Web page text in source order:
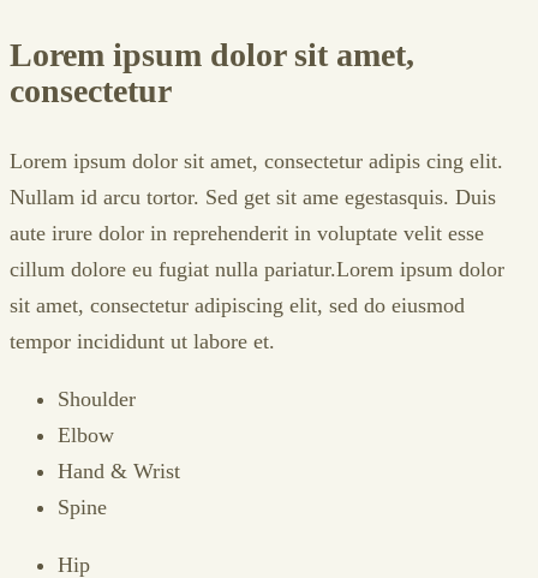
Lorem ipsum dolor sit amet,
consectetur
Lorem ipsum dolor sit amet, consectetur adipis cing elit.
Nullam id arcu tortor. Sed get sit ame egestasquis. Duis
aute irure dolor in reprehenderit in voluptate velit esse
cillum dolore eu fugiat nulla pariatur.Lorem ipsum dolor
sit amet, consectetur adipiscing elit, sed do eiusmod
tempor incididunt ut labore et.
Shoulder
Elbow
Hand & Wrist
Spine
Hip